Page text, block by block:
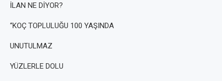
İLAN NE DİYOR?
“KOÇ TOPLULUĞU 100 YAŞINDA
UNUTULMAZ
YÜZLERLE DOLU